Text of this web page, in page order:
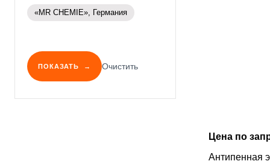
Цена по
Антипенная
«MR CHEMIE», Германия
ПОКАЗАТЬ Очистить